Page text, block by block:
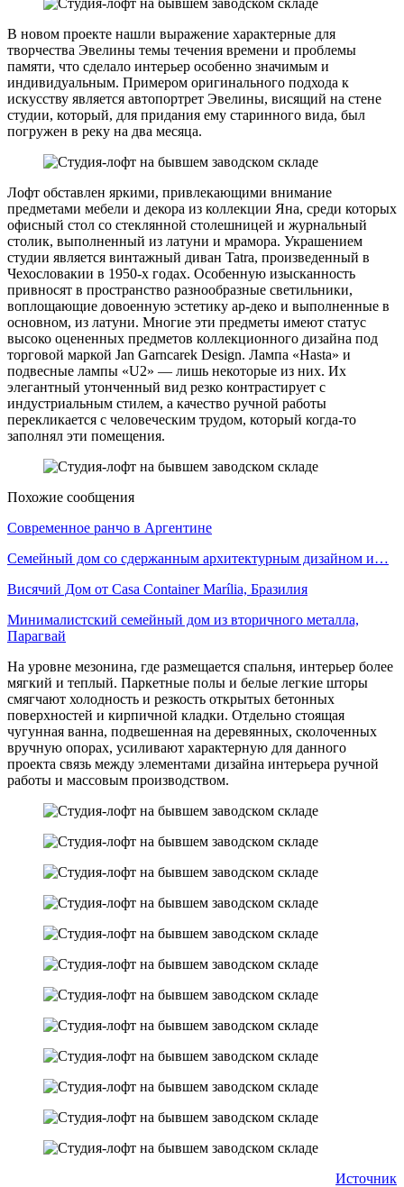
В новом проекте нашли выражение характерные для
творчества Эвелины темы течения времени и проблемы
памяти, что сделало интерьер особенно значимым и
индивидуальным. Примером оригинального подхода к
искусству является автопортрет Эвелины, висящий на стене
студии, который, для придания ему старинного вида, был
погружен в реку на два месяца.
Лофт обставлен яркими, привлекающими внимание
предметами мебели и декора из коллекции Яна, среди которых
офисный стол со стеклянной столешницей и журнальный
столик, выполненный из латуни и мрамора. Украшением
студии является винтажный диван Tatra, произведенный в
Чехословакии в 1950-х годах. Особенную изысканность
привносят в пространство разнообразные светильники,
воплощающие довоенную эстетику ар-деко и выполненные в
основном, из латуни. Многие эти предметы имеют статус
высоко оцененных предметов коллекционного дизайна под
торговой маркой Jan Garncarek Design. Лампа «Hasta» и
подвесные лампы «U2» — лишь некоторые из них. Их
элегантный утонченный вид резко контрастирует с
индустриальным стилем, а качество ручной работы
перекликается с человеческим трудом, который когда-то
заполнял эти помещения.
Похожие сообщения
Современное ранчо в Аргентине
Семейный дом со сдержанным архитектурным дизайном и…
Висячий Дом от Casa Container Marília, Бразилия
Минималистский семейный дом из вторичного металла,
Парагвай
На уровне мезонина, где размещается спальня, интерьер более
мягкий и теплый. Паркетные полы и белые легкие шторы
смягчают холодность и резкость открытых бетонных
поверхностей и кирпичной кладки. Отдельно стоящая
чугунная ванна, подвешенная на деревянных, сколоченных
вручную опорах, усиливают характерную для данного
проекта связь между элементами дизайна интерьера ручной
работы и массовым производством.
Источник